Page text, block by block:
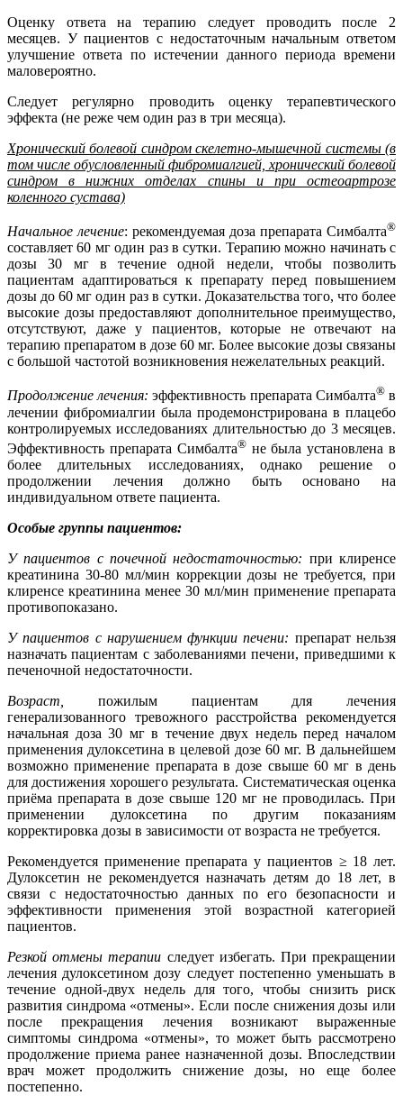
Оценку ответа на терапию следует проводить после 2
месяцев. У пациентов с недостаточным начальным ответом
улучшение ответа по истечении данного периода времени
маловероятно.
Следует регулярно проводить оценку терапевтического
эффекта (не реже чем один раз в три месяца).
Хронический болевой синдром скелетно-мышечной системы (в
том числе обусловленный фибромиалгией, хронический болевой
синдром в нижних отделах спины и при остеоартрозе
коленного сустава)
Начальное лечение: рекомендуемая доза препарата Симбалта®
составляет 60 мг один раз в сутки. Терапию можно начинать с
дозы 30 мг в течение одной недели, чтобы позволить
пациентам адаптироваться к препарату перед повышением
дозы до 60 мг один раз в сутки. Доказательства того, что более
высокие дозы предоставляют дополнительное преимущество,
отсутствуют, даже у пациентов, которые не отвечают на
терапию препаратом в дозе 60 мг. Более высокие дозы связаны
с большой частотой возникновения нежелательных реакций.
Продолжение лечения:эффективность препарата Симбалта®в
лечении фибромиалгии была продемонстрирована в плацебо
контролируемых исследованиях длительностью до 3 месяцев.
Эффективность препарата Симбалта®не была установлена в
более длительных исследованиях, однако решение о
продолжении лечения должно быть основано на
индивидуальном ответе пациента.
Особые группы пациентов:
У пациентов с почечной недостаточностью: при клиренсе
креатинина 30-80 мл/мин коррекции дозы не требуется, при
клиренсе креатинина менее 30 мл/мин применение препарата
противопоказано.
У пациентов с нарушением функции печени: препарат нельзя
назначать пациентам с заболеваниями печени, приведшими к
печеночной недостаточности.
Возраст,
пожилым пациентам для лечения
генерализованного тревожного расстройства рекомендуется
начальная доза 30 мг в течение двух недель перед началом
применения дулоксетина в целевой дозе 60 мг. В дальнейшем
возможно применение препарата в дозе свыше 60 мг в день
для достижения хорошего результата. Систематическая оценка
приёма препарата в дозе свыше 120 мг не проводилась. При
применении дулоксетина по другим показаниям
корректировка дозы в зависимости от возраста не требуется.
Рекомендуется применение препарата у пациентов ≥ 18 лет.
Дулоксетин не рекомендуется назначать детям до 18 лет, в
связи с недостаточностью данных по его безопасности и
эффективности применения этой возрастной категорией
пациентов.
Резкой отмены терапии следует избегать. При прекращении
лечения дулоксетином дозу следует постепенно уменьшать в
течение одной-двух недель для того, чтобы снизить риск
развития синдрома «отмены». Если после снижения дозы или
после прекращения лечения возникают выраженные
симптомы синдрома «отмены», то может быть рассмотрено
продолжение приема ранее назначенной дозы. Впоследствии
врач может продолжить снижение дозы, но еще более
постепенно.